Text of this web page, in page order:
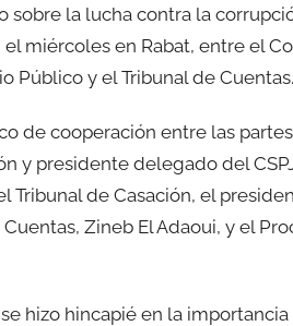
la lucha contra la
miércoles en Rabat, entre el
Público y el Tribunal de Cuentas.
de cooperación entre las
y presidente delegado del
Tribunal de Casación, el
Zineb El Adaoui, y el
hizo hincapié en la